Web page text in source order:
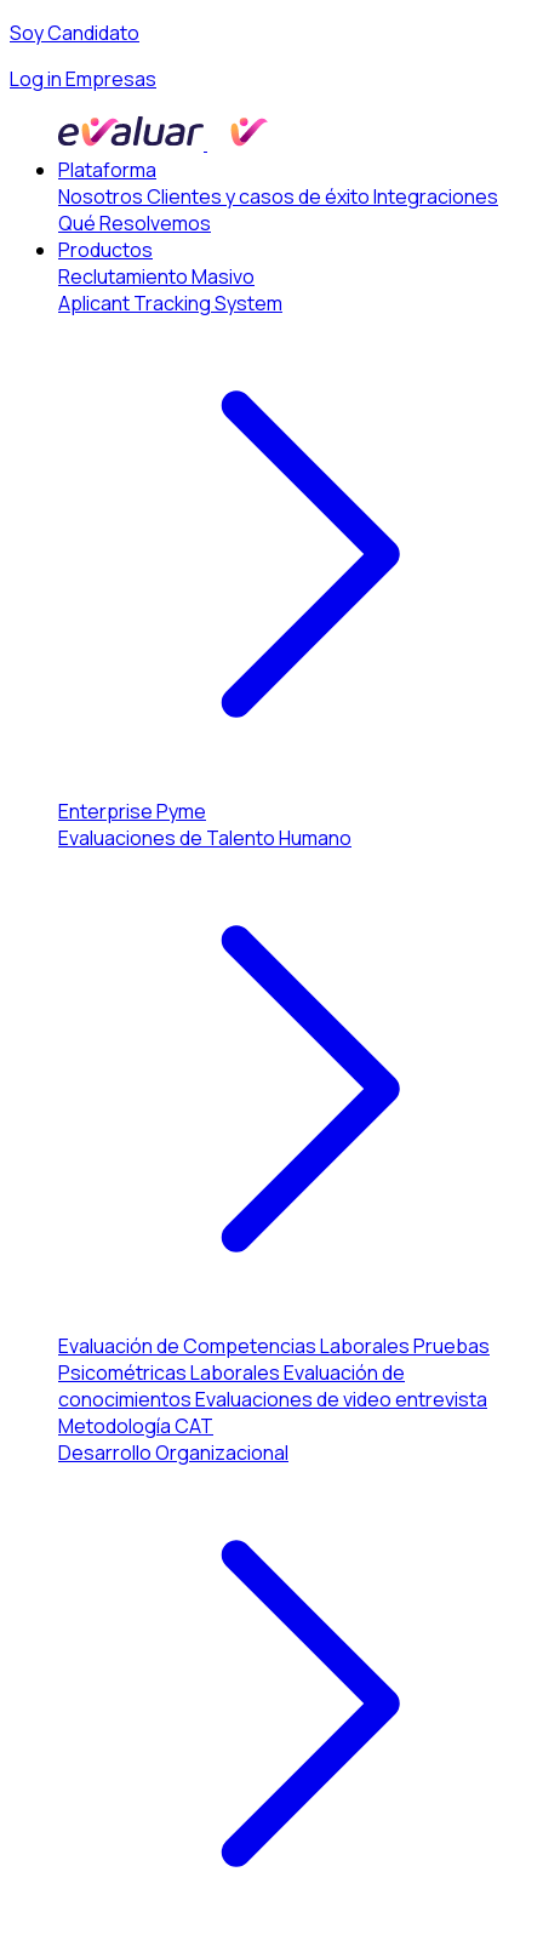
Soy Candidato
Log in Empresas
Plataforma
NosotrosClientes y casos de éxitoIntegraciones
Qué Resolvemos
Productos
Reclutamiento Masivo
Aplicant Tracking System
EnterprisePyme
Evaluaciones de Talento Humano
Evaluación de Competencias LaboralesPruebas
Psicométricas LaboralesEvaluación de
conocimientosEvaluaciones de video entrevista
Metodología CAT
Desarrollo Organizacional